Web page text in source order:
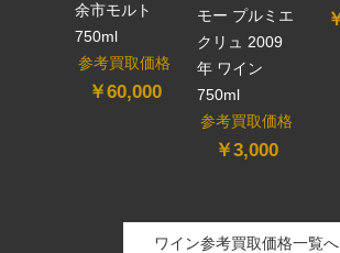
余市モルト
750ml
参考買取価格
￥60,000
モー プルミエ
クリュ 2009
年 ワイン
750ml
参考買取価格
￥3,000
ワイン参考買取価格一覧へ